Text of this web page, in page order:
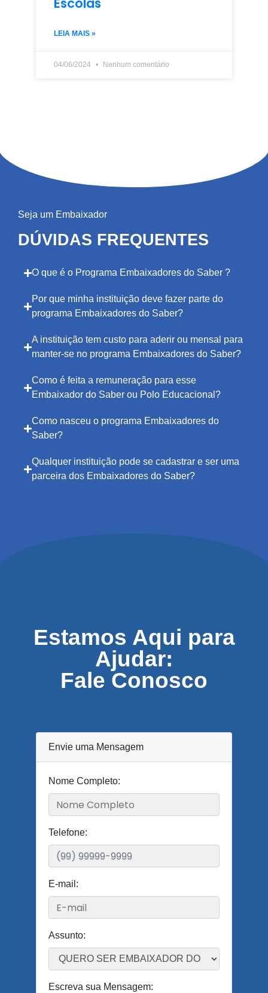
LEIA MAIS »
04/06/2024 Nenhum comentário
Seja um Embaixador
DÚVIDAS FREQUENTES
O que é o Programa Embaixadores do Saber ?
Por que minha instituição deve fazer parte do
programa Embaixadores do Saber?
A instituição tem custo para aderir ou mensal para
manter-se no programa Embaixadores do Saber?
Como é feita a remuneração para esse
Embaixador do Saber ou Polo Educacional?
Como nasceu o programa Embaixadores do
Saber?
Qualquer instituição pode se cadastrar e ser uma
parceira dos Embaixadores do Saber?
Estamos Aqui para
Ajudar:
Fale Conosco
Envie uma Mensagem
Nome Completo:
Telefone:
E-mail:
Assunto:
Escreva sua Mensagem: